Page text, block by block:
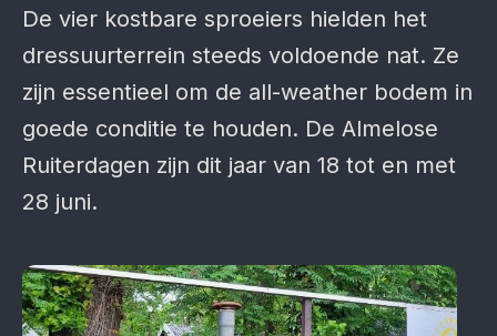
De vier kostbare sproeiers hielden het
dressuurterrein steeds voldoende nat. Ze
zijn essentieel om de all-weather bodem in
goede conditie te houden. De Almelose
Ruiterdagen zijn dit jaar van 18 tot en met
28 juni.